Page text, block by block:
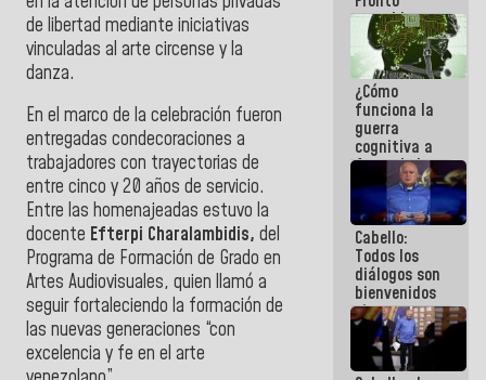
de libertad mediante iniciativas
vinculadas al arte circense y la
danza.
En el marco de la celebración fueron
entregadas condecoraciones a
trabajadores con trayectorias de
entre cinco y 20 años de servicio.
Entre las homenajeadas estuvo la
docente Efterpi Charalambidis, del
Programa de Formación de Grado en
Artes Audiovisuales, quien llamó a
seguir fortaleciendo la formación de
las nuevas generaciones “con
excelencia y fe en el arte
restableceremos
las
operaciones
en el
Aeropuerto
Internacional
de
Maiquetía
¿Cómo
funciona la
guerra
cognitiva a
favor de la
narrativa
hegemónica?
(1)
Cabello:
Todos los
diálogos son
bienvenidos
siempre que
estén en el
marco de la
Constitución